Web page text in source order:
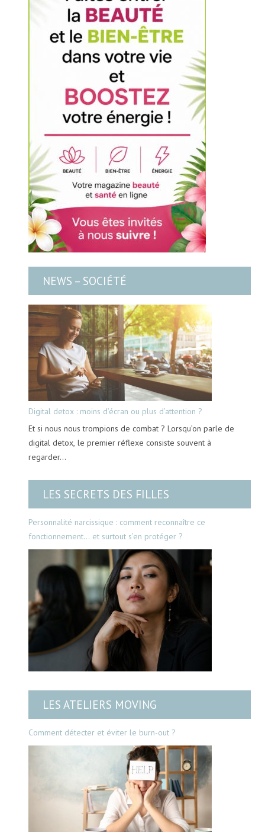
NEWS – SOCIÉTÉ
Digital detox : moins d’écran ou plus d’attention ?
Et si nous nous trompions de combat ? Lorsqu’on parle de
digital detox, le premier réflexe consiste souvent à
regarder…
LES SECRETS DES FILLES
Personnalité narcissique : comment reconnaître ce
fonctionnement… et surtout s’en protéger ?
LES ATELIERS MOVING
Comment détecter et éviter le burn-out ?